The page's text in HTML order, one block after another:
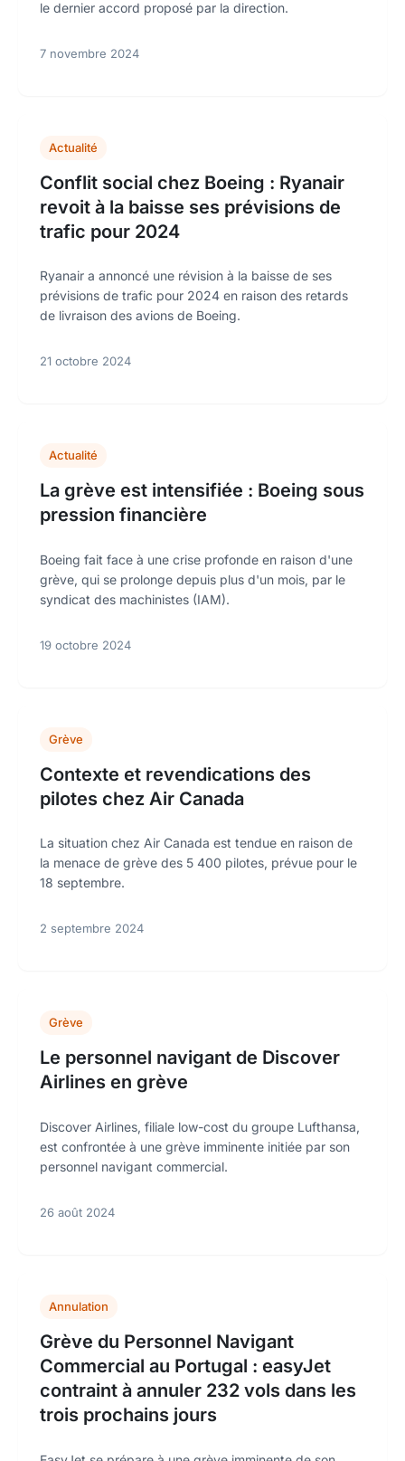
le dernier accord proposé par la direction.
7 novembre 2024
Actualité
Conflit social chez Boeing : Ryanair
revoit à la baisse ses prévisions de
trafic pour 2024
Ryanair a annoncé une révision à la baisse de ses
prévisions de trafic pour 2024 en raison des retards
de livraison des avions de Boeing.
21 octobre 2024
Actualité
La grève est intensifiée : Boeing sous
pression financière
Boeing fait face à une crise profonde en raison d'une
grève, qui se prolonge depuis plus d'un mois, par le
syndicat des machinistes (IAM).
19 octobre 2024
Grève
Contexte et revendications des
pilotes chez Air Canada
La situation chez Air Canada est tendue en raison de
la menace de grève des 5 400 pilotes, prévue pour le
18 septembre.
2 septembre 2024
Grève
Le personnel navigant de Discover
Airlines en grève
Discover Airlines, filiale low-cost du groupe Lufthansa,
est confrontée à une grève imminente initiée par son
personnel navigant commercial.
26 août 2024
Annulation
Grève du Personnel Navigant
Commercial au Portugal : easyJet
contraint à annuler 232 vols dans les
trois prochains jours